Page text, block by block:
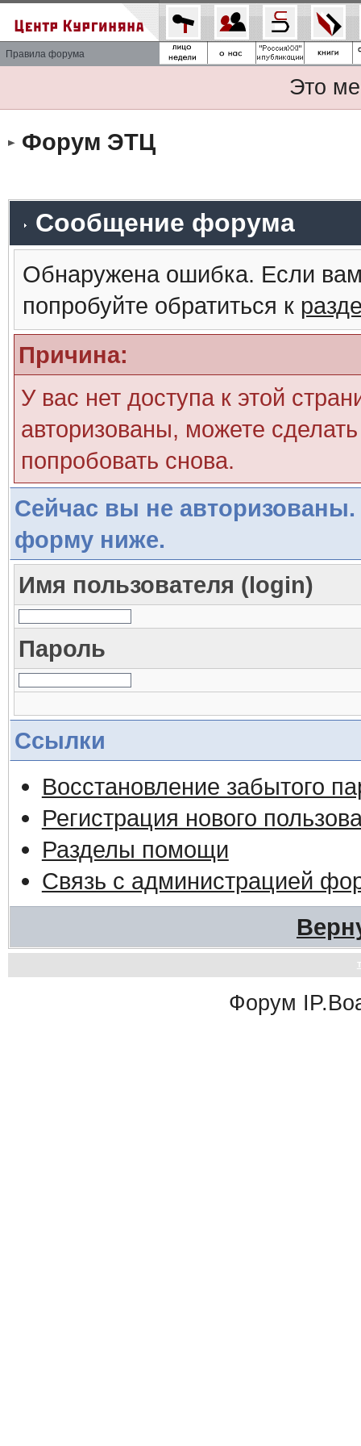
Правила форума
Это
Форум ЭТЦ
Сообщение форума
Обнаружена ошибка. Если
попробуйте обратиться к
Причина:
У вас нет доступа к этой
авторизованы, можете
попробовать снова.
Сейчас вы не авторизованы.
форму ниже.
Имя пользователя (login)
Пароль
Ссылки
Восстановление забытого
Регистрация нового
Разделы помощи
Связь с администрацией
Форум